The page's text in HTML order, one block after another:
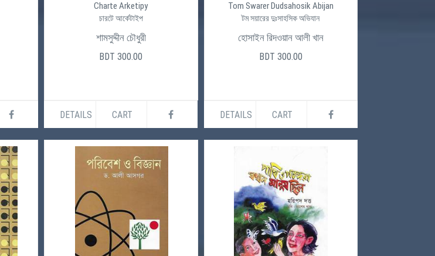
Charte Arketipy
চারটে আর্কেটাইপ
শামসুদ্দীন চৌধুরী
BDT 300.00
DETAILS CART
Tom Swarer Dudsahosik Abijan
টম সয়ারের দুঃসাহসিক অভিযান
হোসাইন রিদওয়ান আলী খান
BDT 300.00
DETAILS CART